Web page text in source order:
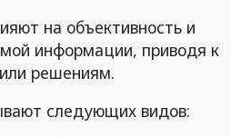
на объективность и
информации, приводя к
решениям.
следующих видов: